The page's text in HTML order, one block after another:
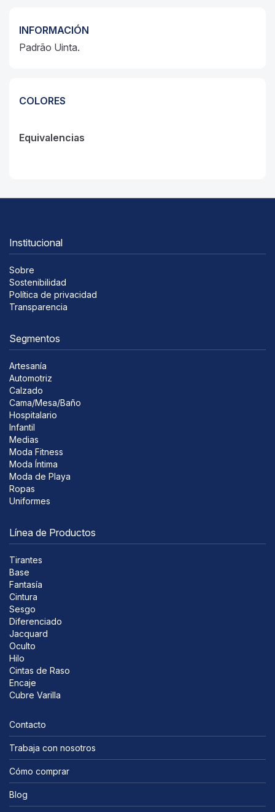
INFORMACIÓN
Padrão Uinta.
COLORES
Equivalencias
Institucional
Sobre
Sostenibilidad
Política de privacidad
Transparencia
Segmentos
Artesanía
Automotriz
Calzado
Cama/Mesa/Baño
Hospitalario
Infantil
Medias
Moda Fitness
Moda Íntima
Moda de Playa
Ropas
Uniformes
Línea de Productos
Tirantes
Base
Fantasía
Cintura
Sesgo
Diferenciado
Jacquard
Oculto
Hilo
Cintas de Raso
Encaje
Cubre Varilla
Contacto
Trabaja con nosotros
Cómo comprar
Blog